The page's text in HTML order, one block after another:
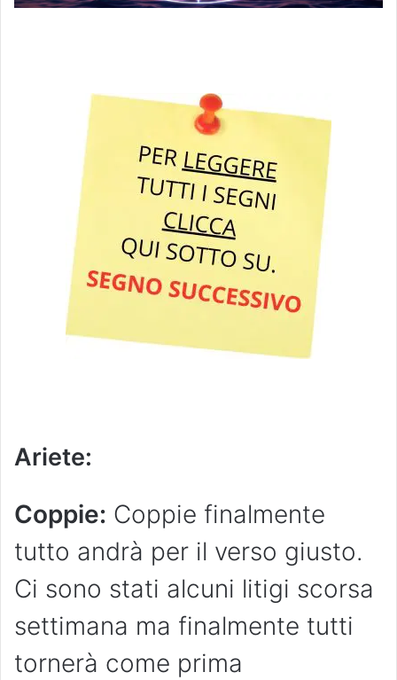
Ariete:
Coppie: Coppie finalmente
tutto andrà per il verso giusto.
Ci sono stati alcuni litigi scorsa
settimana ma finalmente tutti
tornerà come prima